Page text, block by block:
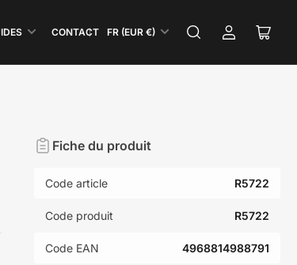
CONTACTP
y
é
i
o
FR (EUR €)
Se
Ouvrir
Fiche du produit
Code article R5722
Code produit R5722
Code EAN 4968814988791